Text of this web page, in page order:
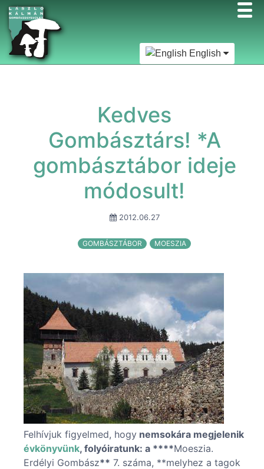
English
Kedves
Gombásztárs! *A
gombásztábor ideje
módosult!
2012.06.27
GOMBÁSZTÁBOR MOESZIA
Felhívjuk figyelmed, hogy nemsokára megjelenik
évkönyvünk, folyóiratunk: a ****Moeszia.
Erdélyi Gombász** 7. száma, **melyhez a tagok